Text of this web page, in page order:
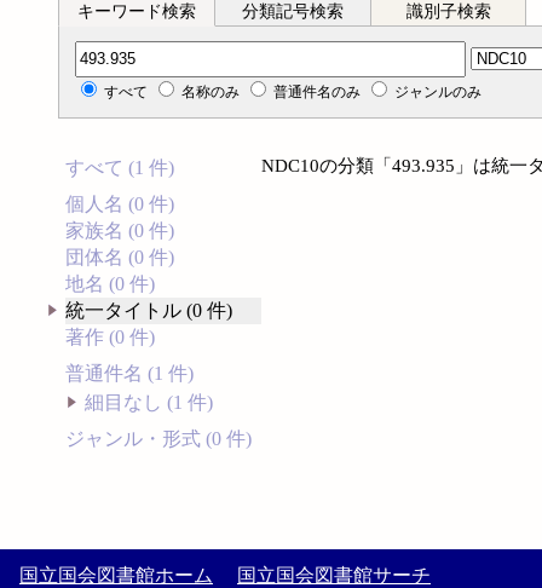
キーワード検索 分類記号検索 識別子検索
分類記号検索
すべて 名称のみ 普通件名のみ ジャンルのみ
すべて (1 件)
個人名 (0 件)
家族名 (0 件)
団体名 (0 件)
地名 (0 件)
統一タイトル (0 件)
著作 (0 件)
普通件名 (1 件)
細目なし (1 件)
ジャンル・形式 (0 件)
NDC10の分類「493.935」は統一
国立国会図書館ホーム 国立国会図書館サーチ